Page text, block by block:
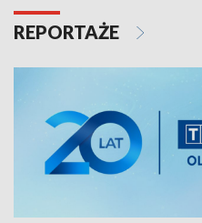
REPORTAŻE